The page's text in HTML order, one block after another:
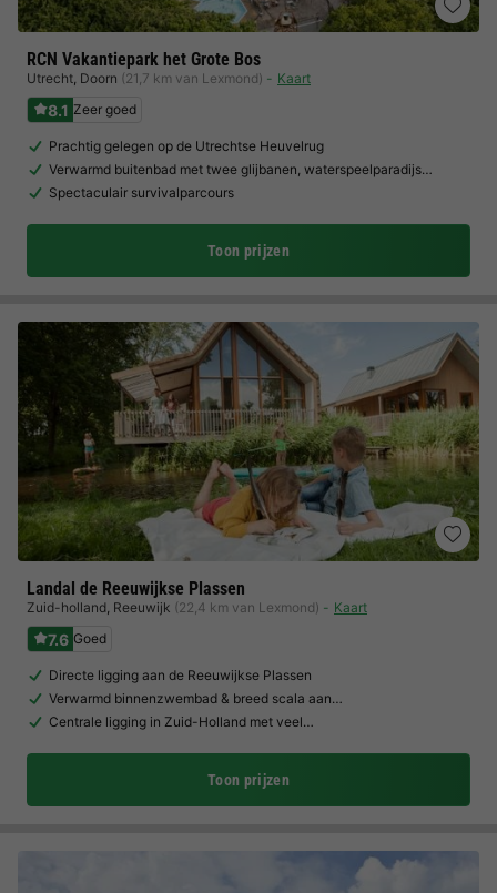
RCN Vakantiepark het Grote Bos
Utrecht, Doorn (21,7 km van Lexmond) Kaart
8.1 Zeer goed
Prachtig gelegen op de Utrechtse Heuvelrug
Verwarmd buitenbad met twee glijbanen, waterspeelparadijs…
Spectaculair survivalparcours
Toon prijzen
Landal de Reeuwijkse Plassen
Zuid-holland, Reeuwijk (22,4 km van Lexmond) Kaart
7.6 Goed
Directe ligging aan de Reeuwijkse Plassen
Verwarmd binnenzwembad & breed scala aan…
Centrale ligging in Zuid-Holland met veel…
Toon prijzen